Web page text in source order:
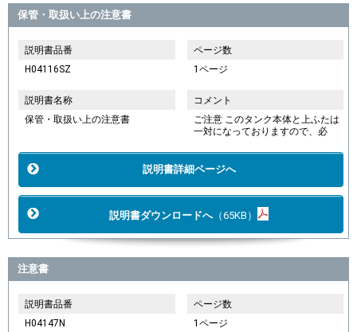
保管・取扱い上の注意書
説明書品番
H04116SZ
ページ数
1ページ
説明書名称
保管・取扱い上の注意書
コメント
ご注意 このタンク本体と上ふたは
一対になっておりますので、必
説明書詳細ページへ
説明書ダウンロードへ（65KB）
注意書
説明書品番
H04147N
ページ数
1ページ